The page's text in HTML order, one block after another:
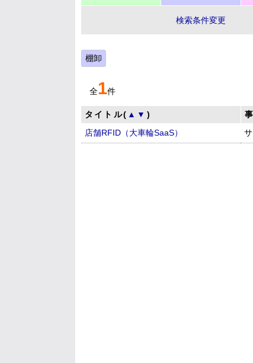
検索条件変更
棚卸
全1件
タイトル( ▲ ▼ )
店舗RFID（大車輪SaaS）